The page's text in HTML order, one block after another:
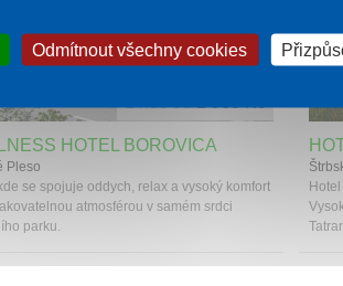
HOTEL BOROVICA
Pleso
se spojuje oddych, relax a vysoký komfort
atmosférou v samém srdci
parku.
Odmítnout všechny cookies